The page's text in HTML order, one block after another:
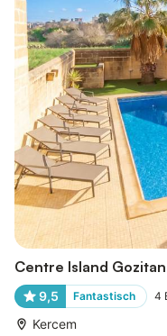
Centre Island
9,5 Fantastisch 4
Kercem